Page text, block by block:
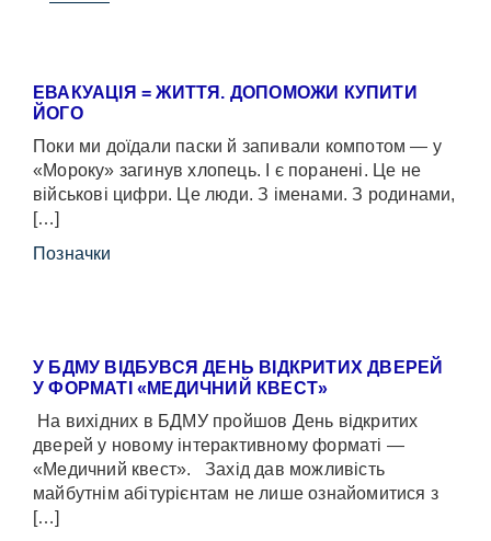
ЕВАКУАЦІЯ = ЖИТТЯ. ДОПОМОЖИ КУПИТИ
ЙОГО
Поки ми доїдали паски й запивали компотом — у
«Мороку» загинув хлопець. І є поранені. Це не
військові цифри. Це люди. З іменами. З родинами,
[…]
Позначки
У БДМУ ВІДБУВСЯ ДЕНЬ ВІДКРИТИХ ДВЕРЕЙ
У ФОРМАТІ «МЕДИЧНИЙ КВЕСТ»
На вихідних в БДМУ пройшов День відкритих
дверей у новому інтерактивному форматі —
«Медичний квест». Захід дав можливість
майбутнім абітурієнтам не лише ознайомитися з
[…]